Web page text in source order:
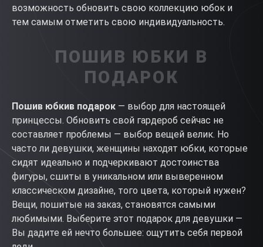
возможность обновить свою коллекцию юбок и
тем самым отметить свою индивидуальность.
ПОШИВ ЮБКИ В
ПОДАРОК
Пошив юбкив подарок — выбор для настоящей
принцессы. Обновить свой гардероб сейчас не
составляет проблемы — выбор вещей велик. Но
часто ли девушки, женщины находят юбки, которые
сидят идеально и подчеркивают достоинства
фигуры, сшиты в уникальном или выверенном
классическом дизайне, того цвета, который нужен?
Вещи, пошитые на заказ, становятся самыми
любимыми. Выберите этот подарок для девушки —
Вы дадите ей нечто большее: ощутить себя первой